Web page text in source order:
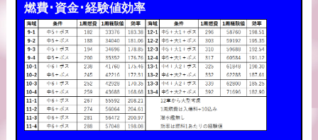
燃費･資金･経験値効率